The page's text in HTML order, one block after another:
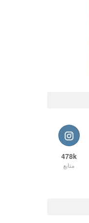
478k
متابع